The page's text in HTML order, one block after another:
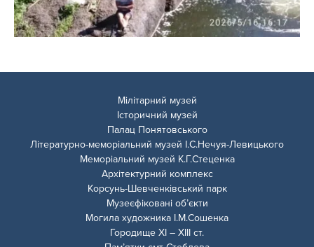
Мілітарний музей
Історичний музей
Палац Понятовського
Літературно-меморіальний музей І.С.Нечуя-Левицького
Меморіальний музей К.Г.Стеценка
Архітектурний комплекс
Корсунь-Шевченківський парк
Музеєфіковані об’єкти
Могила художника І.М.Сошенка
Городище ХІ – ХІІІ ст.